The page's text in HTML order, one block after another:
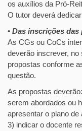
os auxílios da Pró-
O tutor deverá
• Das inscrições das
As CGs ou CoCs
deverão inscrever,
propostas conforme
questão.
As propostas
serem abordados ou
apresentar o plano
3) indicar o docente